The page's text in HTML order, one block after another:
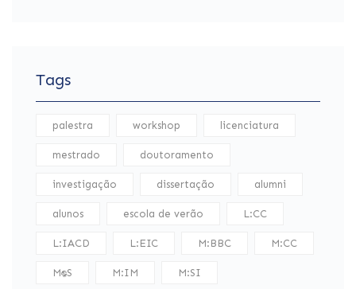
Tags
palestra workshop licenciatura
mestrado doutoramento
investigação dissertação alumni
alunos escola de verão L:CC
L:IACD L:EIC M:BBC M:CC
M:DS M:IM M:SI